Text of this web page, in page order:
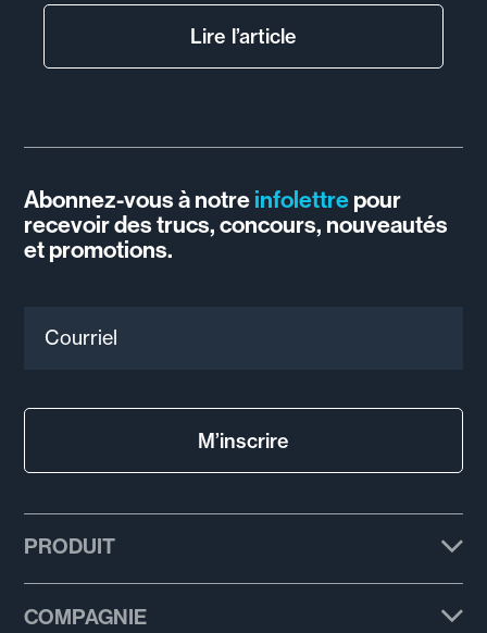
Lire l’article
Abonnez-vous à notreinfolettrepour
recevoir des trucs, concours, nouveautés
et promotions.
M’inscrire
PRODUIT
COMPAGNIE